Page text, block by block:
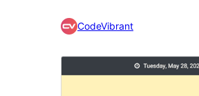
CodeVibrant